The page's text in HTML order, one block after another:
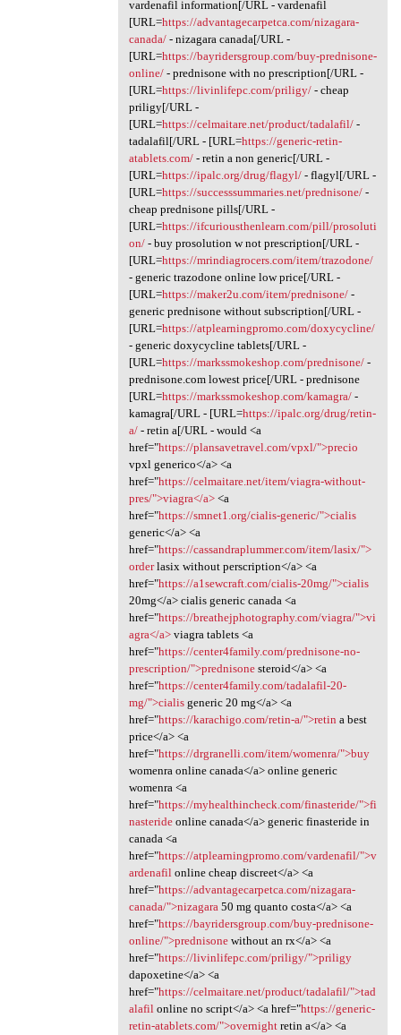
vardenafil information[/URL - vardenafil
[URL=https://advantagecarpetca.com/nizagara-
canada/- nizagara canada[/URL -
[URL=https://bayridersgroup.com/buy-prednisone-
online/- prednisone with no prescription[/URL -
[URL=https://livinlifepc.com/priligy/- cheap
priligy[/URL -
[URL=https://celmaitare.net/product/tadalafil/-
tadalafil[/URL - [URL=https://generic-retin-
atablets.com/- retin a non generic[/URL -
[URL=https://ipalc.org/drug/flagyl/- flagyl[/URL -
[URL=https://successsummaries.net/prednisone/-
cheap prednisone pills[/URL -
[URL=https://ifcuriousthenlearn.com/pill/prosoluti
on/- buy prosolution w not prescription[/URL -
[URL=https://mrindiagrocers.com/item/trazodone/
- generic trazodone online low price[/URL -
[URL=https://maker2u.com/item/prednisone/-
generic prednisone without subscription[/URL -
[URL=https://atplearningpromo.com/doxycycline/
- generic doxycycline tablets[/URL -
[URL=https://markssmokeshop.com/prednisone/-
prednisone.com lowest price[/URL - prednisone
[URL=https://markssmokeshop.com/kamagra/-
kamagra[/URL - [URL=https://ipalc.org/drug/retin-
a/- retin a[/URL - would <a
href="https://plansavetravel.com/vpxl/">precio
vpxl generico</a> <a
href="https://celmaitare.net/item/viagra-without-
pres/">viagra</a><a
href="https://smnet1.org/cialis-generic/">cialis
generic</a> <a
href="https://cassandraplummer.com/item/lasix/">
orderlasix without perscription</a> <a
href="https://a1sewcraft.com/cialis-20mg/">cialis
20mg</a> cialis generic canada <a
href="https://breathejphotography.com/viagra/">vi
agra</a>viagra tablets <a
href="https://center4family.com/prednisone-no-
prescription/">prednisonesteroid</a> <a
href="https://center4family.com/tadalafil-20-
mg/">cialisgeneric 20 mg</a> <a
href="https://karachigo.com/retin-a/">retin a best
price</a> <a
href="https://drgranelli.com/item/womenra/">buy
womenra online canada</a> online generic
womenra <a
href="https://myhealthincheck.com/finasteride/">fi
nasterideonline canada</a> generic finasteride in
canada <a
href="https://atplearningpromo.com/vardenafil/">v
ardenafilonline cheap discreet</a> <a
href="https://advantagecarpetca.com/nizagara-
canada/">nizagara50 mg quanto costa</a> <a
href="https://bayridersgroup.com/buy-prednisone-
online/">prednisonewithout an rx</a> <a
href="https://livinlifepc.com/priligy/">priligy
dapoxetine</a> <a
href="https://celmaitare.net/product/tadalafil/">tad
alafilonline no script</a> <a href="https://generic-
retin-atablets.com/">overnightretin a</a> <a